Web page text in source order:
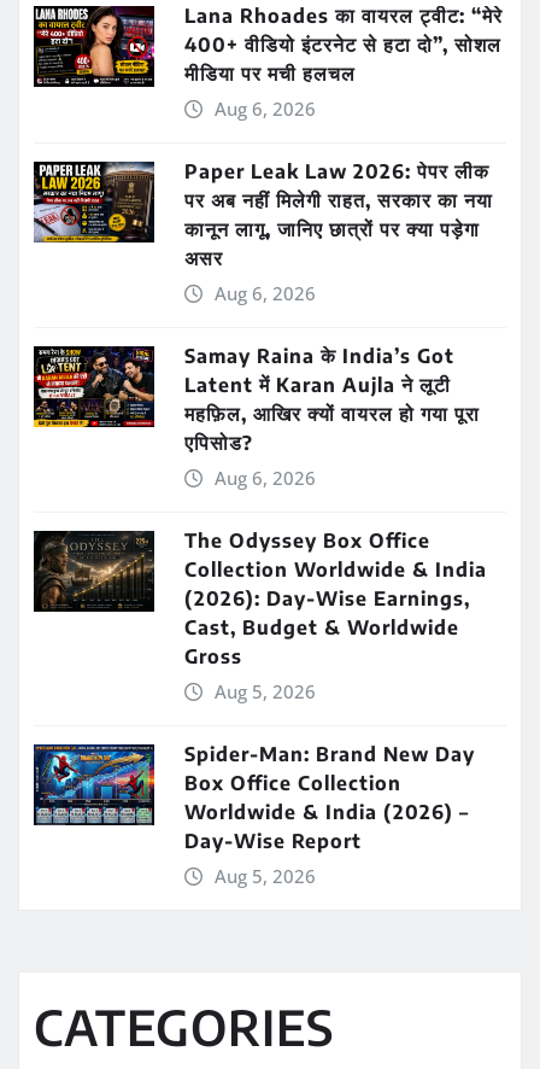
Lana Rhoades का वायरल ट्वीट: “मेरे
400+ वीडियो इंटरनेट से हटा दो”, सोशल
मीडिया पर मची हलचल
Aug 6, 2026
Paper Leak Law 2026: पेपर लीक
पर अब नहीं मिलेगी राहत, सरकार का नया
कानून लागू, जानिए छात्रों पर क्या पड़ेगा
असर
Aug 6, 2026
Samay Raina के India’s Got
Latent में Karan Aujla ने लूटी
महफ़िल, आखिर क्यों वायरल हो गया पूरा
एपिसोड?
Aug 6, 2026
The Odyssey Box Office
Collection Worldwide & India
(2026): Day-Wise Earnings,
Cast, Budget & Worldwide
Gross
Aug 5, 2026
Spider-Man: Brand New Day
Box Office Collection
Worldwide & India (2026) –
Day-Wise Report
Aug 5, 2026
CATEGORIES